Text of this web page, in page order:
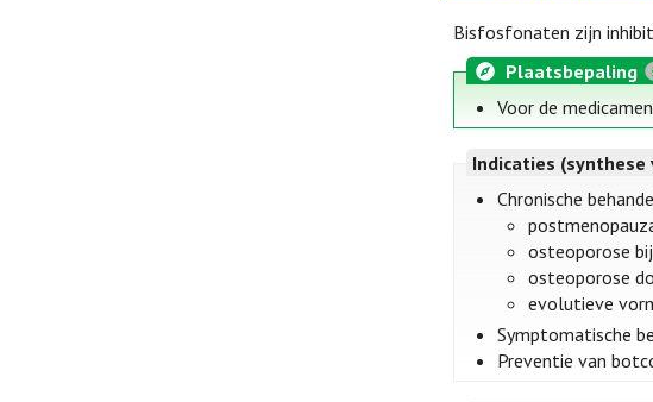
Bisfosfonaten zijn
Plaatsbepaling
Voor de
Indicaties (synthese
Chronische
osteoporose
osteoporose
evolutieve
Symptomatische
Preventie van